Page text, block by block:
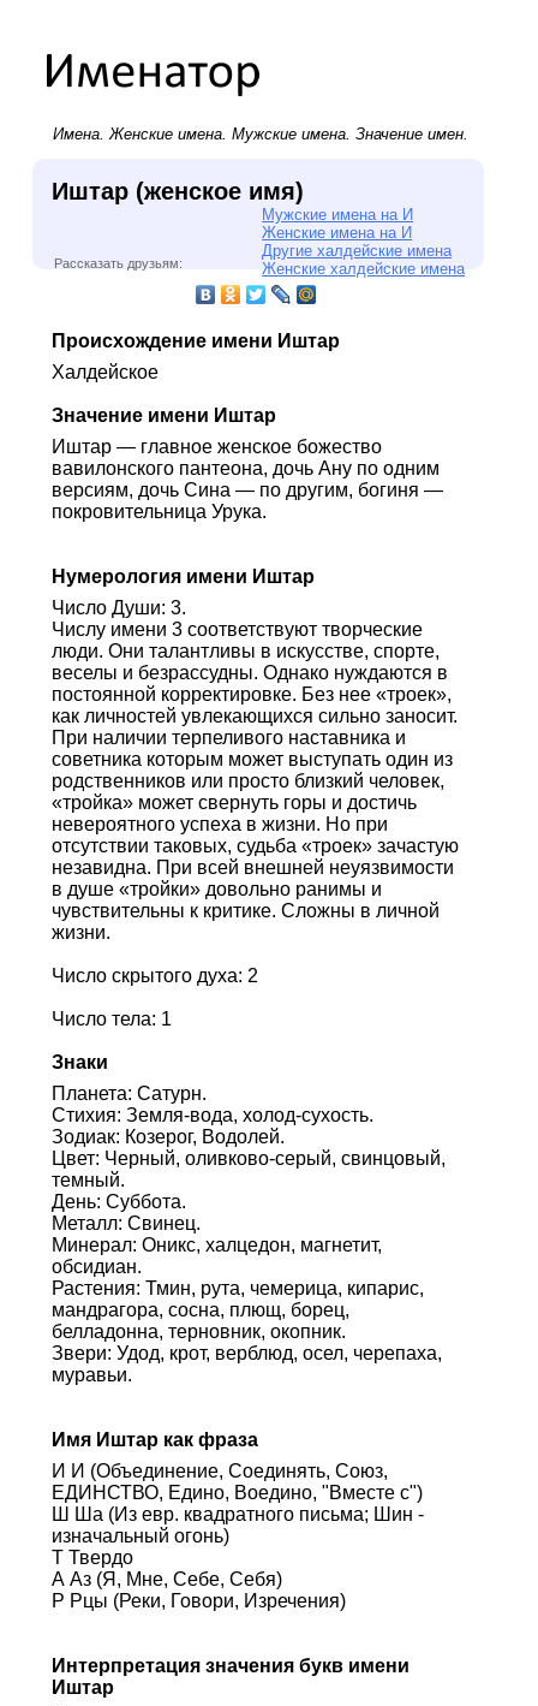
Имена.Женские имена. Мужские имена. Значение имен.
Иштар (женское имя)
Мужские имена на И
Женские имена на И
Другие халдейские имена
Женские халдейские имена
Рассказать друзьям:
Происхождение имени Иштар
Халдейское
Значение имени Иштар
Иштар — главное женское божество
вавилонского пантеона, дочь Ану по одним
версиям, дочь Сина — по другим, богиня —
покровительница Урука.
Нумерология имени Иштар
Число Души: 3.
Числу имени 3 соответствуют творческие
люди. Они талантливы в искусстве, спорте,
веселы и безрассудны. Однако нуждаются в
постоянной корректировке. Без нее «троек»,
как личностей увлекающихся сильно заносит.
При наличии терпеливого наставника и
советника которым может выступать один из
родственников или просто близкий человек,
«тройка» может свернуть горы и достичь
невероятного успеха в жизни. Но при
отсутствии таковых, судьба «троек» зачастую
незавидна. При всей внешней неуязвимости
в душе «тройки» довольно ранимы и
чувствительны к критике. Сложны в личной
жизни.
Число скрытого духа: 2
Число тела: 1
Знаки
Планета: Сатурн.
Стихия: Земля-вода, холод-сухость.
Зодиак: Козерог, Водолей.
Цвет: Черный, оливково-серый, свинцовый,
темный.
День: Суббота.
Металл: Свинец.
Минерал: Оникс, халцедон, магнетит,
обсидиан.
Растения: Тмин, рута, чемерица, кипарис,
мандрагора, сосна, плющ, борец,
белладонна, терновник, окопник.
Звери: Удод, крот, верблюд, осел, черепаха,
муравьи.
Имя Иштар как фраза
И И (Объединение, Соединять, Союз,
ЕДИНСТВО, Едино, Воедино, "Вместе с")
Ш Ша (Из евр. квадратного письма; Шин -
изначальный огонь)
Т Твердо
А Аз (Я, Мне, Себе, Себя)
Р Рцы (Реки, Говори, Изречения)
Интерпретация значения букв имени
Иштар